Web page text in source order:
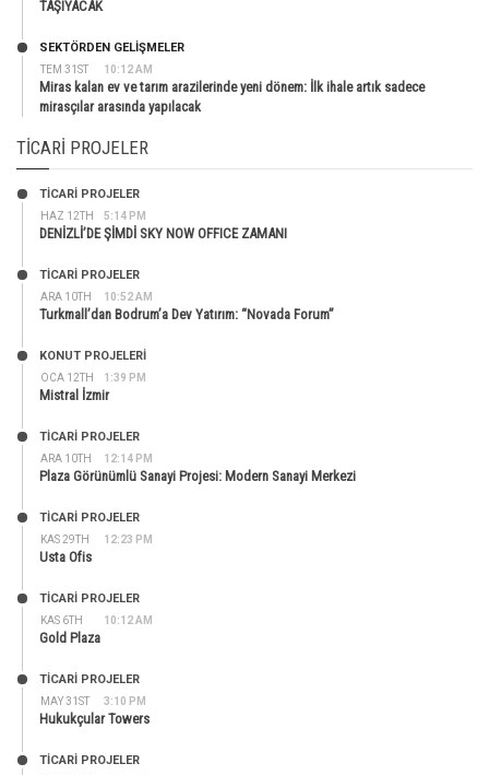
TAŞIYACAK
TEM 31ST 10:12 AM
SEKTÖRDEN GELIŞMELER
Miras kalan ev ve tarım arazilerinde yeni dönem: İlk ihale artık sadece
mirasçılar arasında yapılacak
TICARI PROJELER
HAZ 12TH 5:14 PM
TİCARİ PROJELER
DENİZLİ’DE ŞİMDİ SKY NOW OFFICE ZAMANI
ARA 10TH 10:52 AM
TİCARİ PROJELER
Turkmall’dan Bodrum’a Dev Yatırım: “Novada Forum”
OCA 12TH 1:39 PM
KONUT PROJELERI
Mistral İzmir
ARA 10TH 12:14 PM
TİCARİ PROJELER
Plaza Görünümlü Sanayi Projesi: Modern Sanayi Merkezi
KAS 29TH 12:23 PM
TİCARİ PROJELER
Usta Ofis
KAS 6TH 10:12 AM
TİCARİ PROJELER
Gold Plaza
MAY 31ST 3:10 PM
TİCARİ PROJELER
Hukukçular Towers
TİCARİ PROJELER